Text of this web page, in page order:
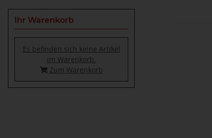
Ihr Warenkorb
Es befinden sich keine Artikel
im Warenkorb.
Zum Warenkorb